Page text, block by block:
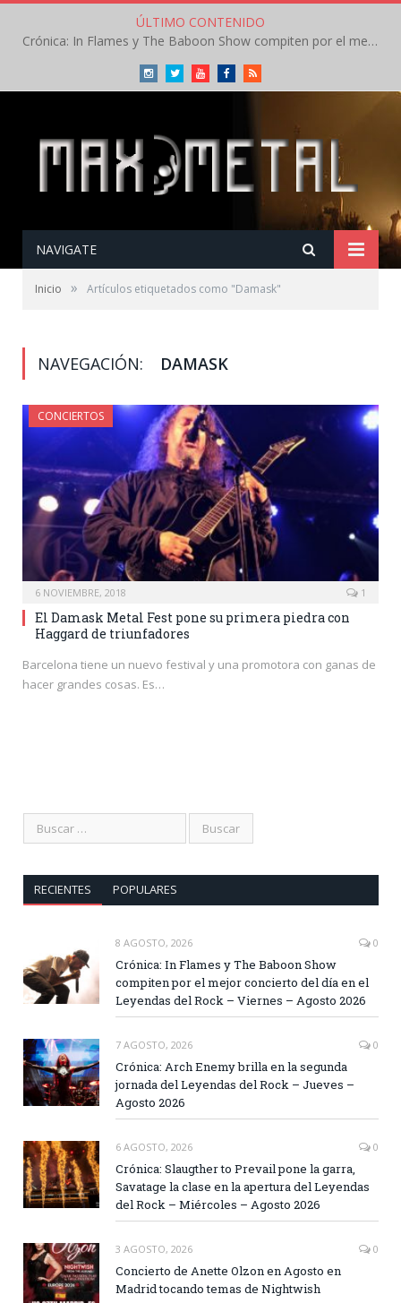
ÚLTIMO CONTENIDO
Crónica: In Flames y The Baboon Show compiten por el mejor concierto del día en el Leyendas del Rock – Viernes – Agosto 2026
InstagramTwitterYoutubeFacebookRSS
NAVIGATE
Inicio » Artículos etiquetados como "Damask"
NAVEGACIÓN: DAMASK
CONCIERTOS
6 NOVIEMBRE, 2018 1
El Damask Metal Fest pone su primera piedra con
Haggard de triunfadores
Barcelona tiene un nuevo festival y una promotora con ganas de
hacer grandes cosas. Es…
RECIENTES POPULARES
8 AGOSTO, 2026 0
Crónica: In Flames y The Baboon Show
compiten por el mejor concierto del día en el
Leyendas del Rock – Viernes – Agosto 2026
7 AGOSTO, 2026 0
Crónica: Arch Enemy brilla en la segunda
jornada del Leyendas del Rock – Jueves –
Agosto 2026
6 AGOSTO, 2026 0
Crónica: Slaugther to Prevail pone la garra,
Savatage la clase en la apertura del Leyendas
del Rock – Miércoles – Agosto 2026
3 AGOSTO, 2026 0
Concierto de Anette Olzon en Agosto en
Madrid tocando temas de Nightwish